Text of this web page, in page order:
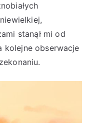
stanął mi od
kolejne obserwacje